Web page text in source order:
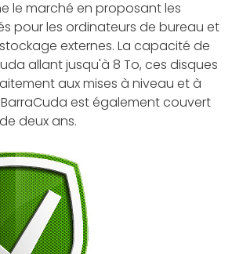
le marché en proposant les
pour les ordinateurs de bureau et
externes. La capacité de
allant jusqu'à 8 To, ces disques
aux mises à niveau et à
est également couvert
deux ans.